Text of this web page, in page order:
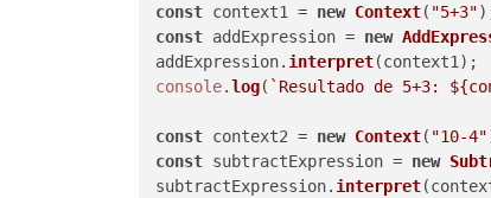
const context1 = new Context( "5+3"
const addExpression = new
addExpression. interpret
console.log( `Resultado de 5+3:
const context2 = new Context( "10-4"
const subtractExpression = new
subtractExpression. interpret